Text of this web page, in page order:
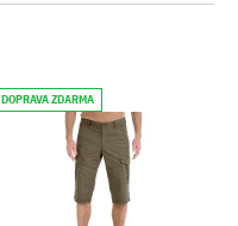
DOPRAVA ZDARMA